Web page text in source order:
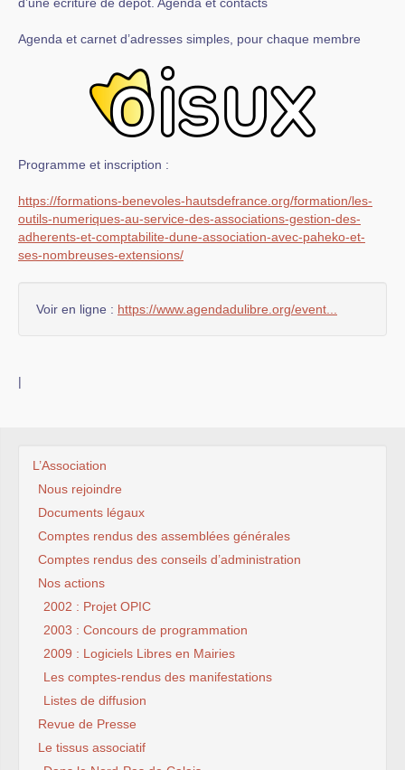
Agenda et carnet d’adresses simples, pour chaque membre
Programme et inscription :
https://formations-benevoles-hautsdefrance.org/formation/les-
outils-numeriques-au-service-des-associations-gestion-des-
adherents-et-comptabilite-dune-association-avec-paheko-et-
ses-nombreuses-extensions/
Voir en ligne : https://www.agendadulibre.org/event...
|
L’Association
Nous rejoindre
Documents légaux
Comptes rendus des assemblées générales
Comptes rendus des conseils d’administration
Nos actions
2002 : Projet OPIC
2003 : Concours de programmation
2009 : Logiciels Libres en Mairies
Les comptes-rendus des manifestations
Listes de diffusion
Revue de Presse
Le tissus associatif